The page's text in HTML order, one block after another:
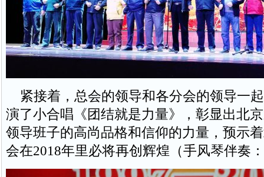
紧接着，总会的领导和各分会的领导一
演了小合唱《团结就是力量》，彰显出北
领导班子的高尚品格和信仰的力量，预示
会在2018年里必将再创辉煌（手风琴伴奏